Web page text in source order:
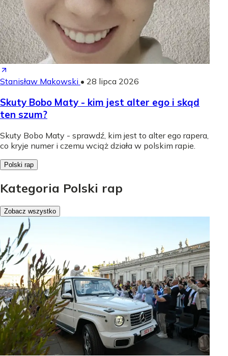
Stanisław Makowski • 28 lipca 2026
Skuty Bobo Maty - kim jest alter ego i skąd
ten szum?
Skuty Bobo Maty - sprawdź, kim jest to alter ego rapera,
co kryje numer i czemu wciąż działa w polskim rapie.
Polski rap
Kategoria Polski rap
Zobacz wszystko